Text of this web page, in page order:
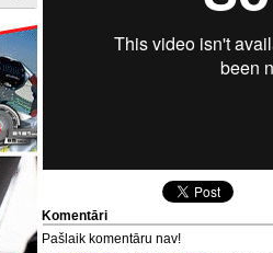
Komentāri
Pašlaik komentāru nav!